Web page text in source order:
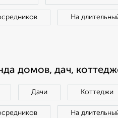
На
домов, дач,
Дачи Коттеджи
На